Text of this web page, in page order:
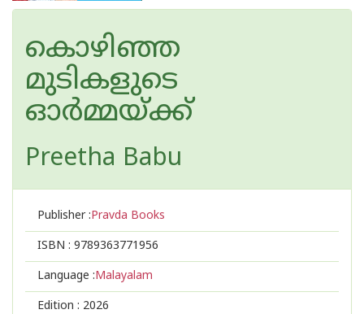
കൊഴിഞ്ഞ
മുടികളുടെ
ഓർമ്മയ്ക്ക്
Preetha Babu
Publisher :Pravda Books
ISBN : 9789363771956
Language :Malayalam
Edition : 2026